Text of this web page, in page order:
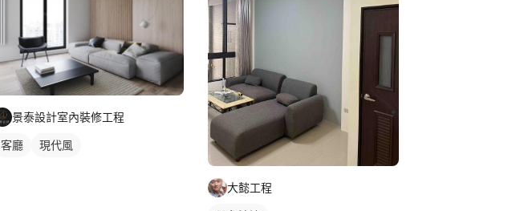
景泰設計室內裝修工程
客廳 現代風
大懿工程